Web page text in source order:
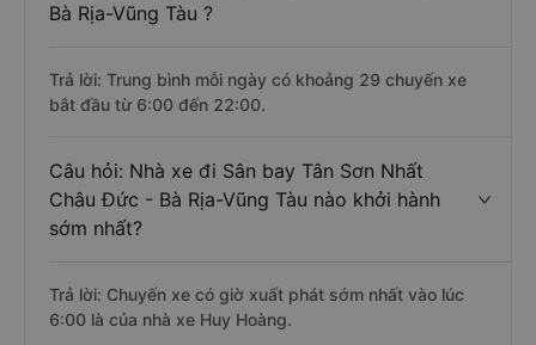
Bà Rịa-Vũng Tàu ?
Trả lời: Trung bình mỗi ngày có khoảng 29 chuyến xe
bắt đầu từ 6:00 đến 22:00.
Câu hỏi: Nhà xe đi Sân bay Tân Sơn Nhất
Châu Đức - Bà Rịa-Vũng Tàu nào khởi hành
sớm nhất?
Trả lời: Chuyến xe có giờ xuất phát sớm nhất vào lúc
6:00 là của nhà xe Huy Hoàng.